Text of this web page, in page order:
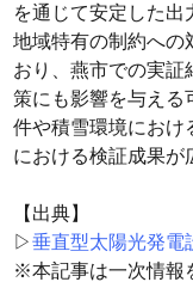
を通じて安定した出
地域特有の制約への
おり、燕市での実証
策にも影響を与える
件や積雪環境におけ
における検証成果が
【出典】
▷垂直型太陽光発電
※本記事は一次情報